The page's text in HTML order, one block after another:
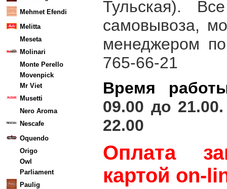
Mehmet Efendi
Melitta
Meseta
Molinari
Monte Perello
Movenpick
Mr Viet
Musetti
Nero Aroma
Nescafe
Oquendo
Origo
Owl
Parliament
Paulig
Тульская).
самовывоза,
765-66-21
Время
09.00 до
22.00
Оплата
картой on-